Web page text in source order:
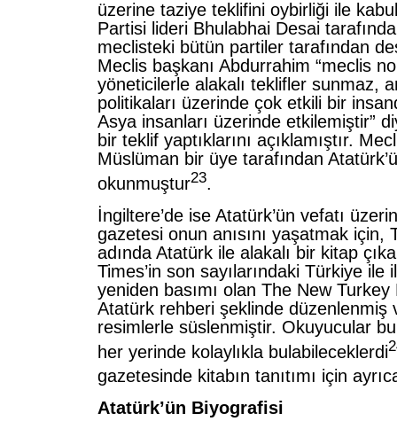
üzerine taziye teklifini oybirliği ile
Partisi lideri Bhulabhai Desai
meclisteki bütün partiler tarafından
Meclis başkanı Abdurrahim “meclis
yöneticilerle alakalı teklifler sunmaz,
politikaları üzerinde çok etkili bir
Asya insanları üzerinde etkilemiştir”
bir teklif yaptıklarını açıklamıştır.
Müslüman bir üye tarafından
okunmuştur23.
İngiltere’de ise Atatürk’ün vefatı
gazetesi onun anısını yaşatmak için,
adında Atatürk ile alakalı bir kitap
Times’in son sayılarındaki Türkiye ile
yeniden basımı olan The New
Atatürk rehberi şeklinde düzenlenmiş
resimlerle süslenmiştir. Okuyucular bu
her yerinde kolaylıkla bulabileceklerdi
gazetesinde kitabın tanıtımı için
Atatürk’ün Biyografisi